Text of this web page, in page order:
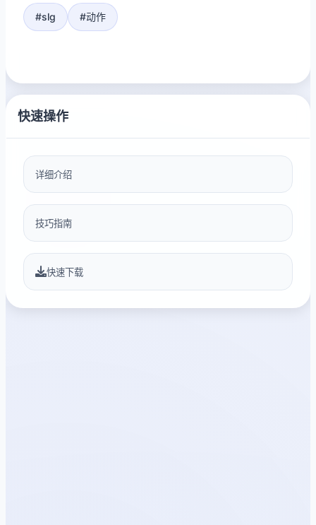
#slg #动作
快速操作
详细介绍
技巧指南
快速下载